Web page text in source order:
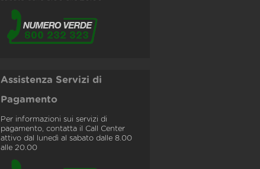
Assistenza Servizi di
Pagamento
Per informazioni sui servizi di
pagamento, contatta il Call Center
attivo dal lunedì al sabato dalle 8.00
alle 20.00